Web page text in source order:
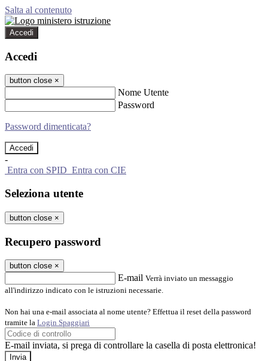
Salta al contenuto
Accedi
Accedi
button close ×
Nome Utente
Password
Password dimenticata?
-
Entra con SPID Entra con CIE
Seleziona utente
button close ×
Recupero password
button close ×
E-mail Verrà inviato un messaggio
all'indirizzo indicato con le istruzioni necessarie.
Non hai una e-mail associata al nome utente? Effettua il reset della password
tramite la Login Spaggiari
E-mail inviata, si prega di controllare la casella di posta elettronica!